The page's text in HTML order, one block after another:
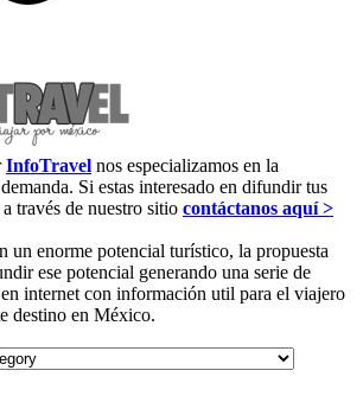
InfoTravel nos especializamos en la
Si estas interesado en difundir tus
través de nuestro sitio contáctanos aquí >
un enorme potencial turístico, la propuesta
ese potencial generando una serie de
internet con información util para el viajero
destino en México.